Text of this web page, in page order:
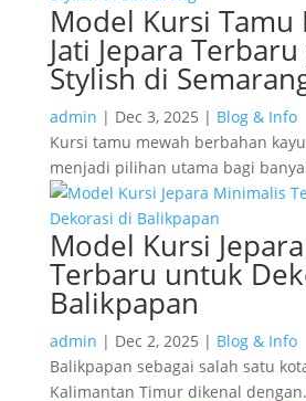
Model Kursi Tamu
Jati Jepara
Stylish di
admin | Dec 3, 2025 | Blog & Info
Kursi tamu mewah berbahan
menjadi pilihan utama bagi
Model Kursi
Terbaru untuk
Balikpapan
admin | Dec 2, 2025 | Blog & Info
Balikpapan sebagai salah satu
Kalimantan Timur dikenal